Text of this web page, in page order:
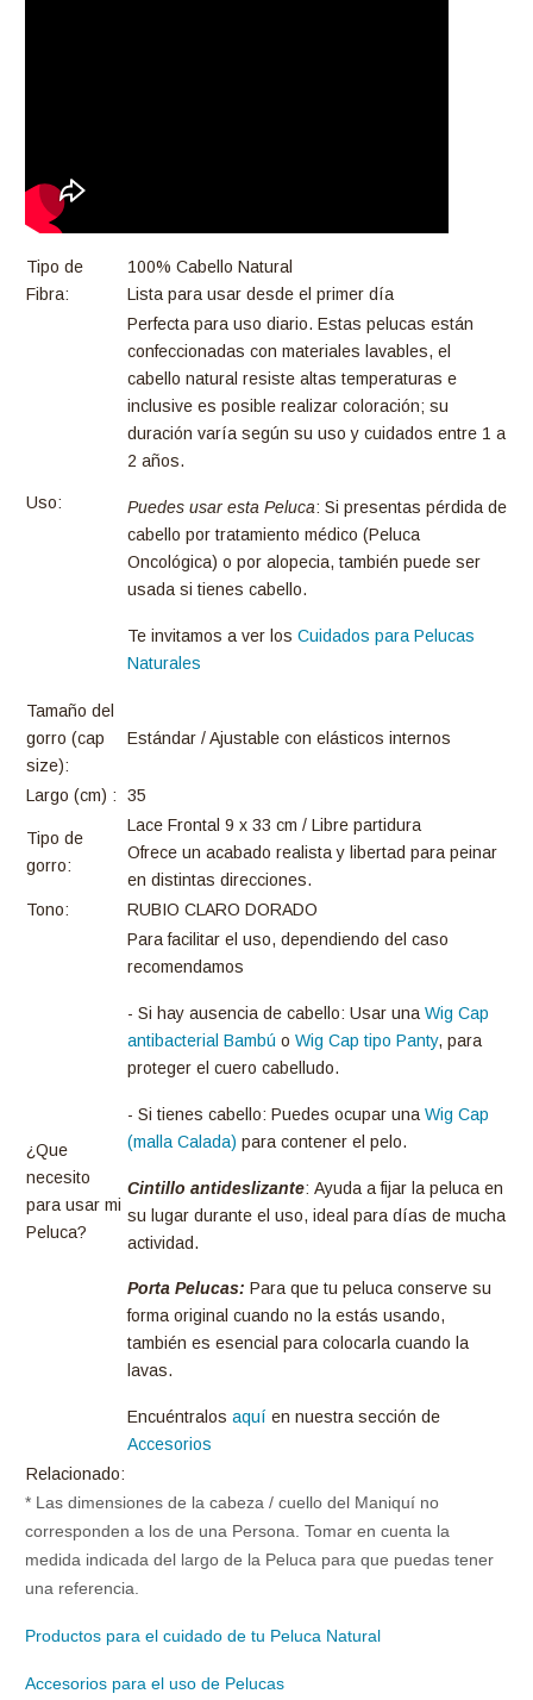
Tipo de
Fibra:
100% Cabello Natural
Lista para usar desde el primer día
Uso:
Perfecta para uso diario. Estas pelucas están
confeccionadas con materiales lavables, el
cabello natural resiste altas temperaturas e
inclusive es posible realizar coloración; su
duración varía según su uso y cuidados entre 1 a
2 años.
Puedes usar esta Peluca: Si presentas pérdida de
cabello por tratamiento médico (Peluca
Oncológica) o por alopecia, también puede ser
usada si tienes cabello.
Te invitamos a ver los Cuidados para Pelucas
Naturales
Tamaño del
gorro (cap
size):
Estándar / Ajustable con elásticos internos
Largo (cm) : 35
Tipo de
gorro:
Lace Frontal 9 x 33 cm / Libre partidura
Ofrece un acabado realista y libertad para peinar
en distintas direcciones.
Tono:
RUBIO CLARO DORADO
¿Que
necesito
para usar mi
Peluca?
Para facilitar el uso, dependiendo del caso
recomendamos
- Si hay ausencia de cabello: Usar una Wig Cap
antibacterial Bambú o Wig Cap tipo Panty, para
proteger el cuero cabelludo.
- Si tienes cabello: Puedes ocupar una Wig Cap
(malla Calada) para contener el pelo.
Cintillo antideslizante: Ayuda a fijar la peluca en
su lugar durante el uso, ideal para días de mucha
actividad.
Porta Pelucas: Para que tu peluca conserve su
forma original cuando no la estás usando,
también es esencial para colocarla cuando la
lavas.
Encuéntralos aquí en nuestra sección de
Accesorios
Relacionado:
* Las dimensiones de la cabeza / cuello del Maniquí no
corresponden a los de una Persona. Tomar en cuenta la
medida indicada del largo de la Peluca para que puedas tener
una referencia.
Productos para el cuidado de tu Peluca Natural
Accesorios para el uso de Pelucas